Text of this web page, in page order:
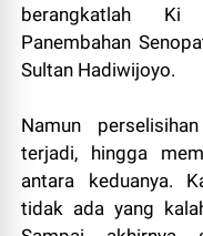
berangkatlah
Panembahan
Sultan Hadiwijoyo.
Namun
terjadi, hingga
antara keduanya.
tidak ada yang